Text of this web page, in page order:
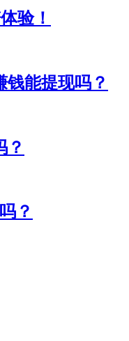
验！
能提现吗？
？
？